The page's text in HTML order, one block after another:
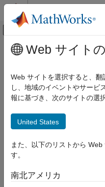
コンテンツへスキップ
オフキャンバ
ドキュメンテーションのホーム
コード検証
Polyspace Bug Finder
Polyspace Bug Finder の結果
MISRA C++:2008 ルール
項目一覧
メインコンテンツ
MISRA
An unconditional throw or
non - empty switch-clause.
このページをすべて展開する
説明
An unconditional throw or
non - empty switch-clause.
根拠
Web サイト
Web サイトを選択すると、
し、地域のイベントやサービ
報に基づき、次のサイトの選
United States
また、以下のリストから
す。
南北アメリカ